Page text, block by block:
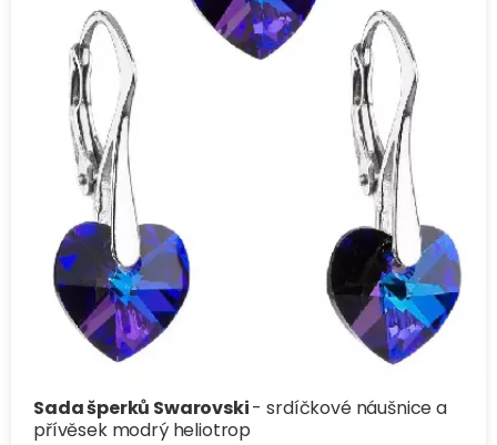
Sada šperků Swarovski- srdíčkové náušnice a
přívěsek modrý heliotrop